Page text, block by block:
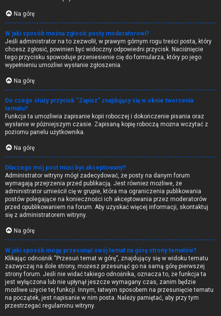
Na górę
W jaki sposób można zgłosić posty moderatorowi?
Jeśli administrator na to zezwolił, w prawym górnym rogu treści posta, który
chcesz zgłosić, powinien być widoczny odpowiedni przycisk. Naciśnięcie
tego przycisku spowoduje przeniesienie cię do formularza, który po jego
wypełnieniu umożliwi wysłanie zgłoszenia.
Na górę
Do czego służy przycisk “Zapisz” znajdujący się w oknie tworzenia
tematu?
Funkcja ta umożliwia zapisanie kopii roboczej i dokończenie pisania oraz
wysłanie w późniejszym czasie. Zapisaną kopię roboczą można wczytać z
poziomu panelu użytkownika.
Na górę
Dlaczego mój post musi być akceptowany?
Administrator witryny mógł zadecydować, że posty na danym forum
wymagają przejrzenia przed publikacją. Jest również możliwe, że
administrator umieścił cię w grupie, która ma ograniczenia publikowania
postów polegające na konieczności ich akceptowania przez moderatorów
przed opublikowaniem na forum. Aby uzyskać więcej informacji, skontaktuj
się z administratorem witryny.
Na górę
W jaki sposób mogę przesunąć swój temat na górę strony tematów?
Klikając odnośnik “Przesuń temat w górę”, znajdujący się w widoku tematu
zazwyczaj na dole strony, możesz przesunąć go na samą górę pierwszej
strony forum. Jeśli nie widać takiego odnośnika, oznacza to, że funkcja ta
jest wyłączona lub nie upłynął jeszcze wymagany czas, zanim będzie
możliwe użycie tej funkcji. Innym, łatwym sposobem na przesunięcie tematu
na początek, jest napisanie w nim posta. Należy pamiętać, aby przy tym
przestrzegać regulaminu witryny.